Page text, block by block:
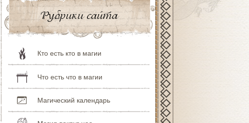
Рубрики сайта
Кто есть кто в магии
Что есть что в магии
Магический календарь